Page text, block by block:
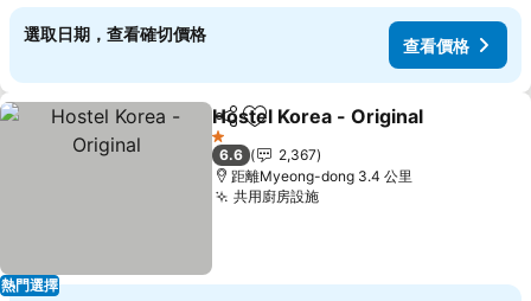
選取日期，查看確切價格
查看價格
熱門選擇
分享 放到收藏夾
Hostel Korea - Original
1 星級
6.6
2,367
距離Myeong-dong 3.4 公里
共用廚房設施